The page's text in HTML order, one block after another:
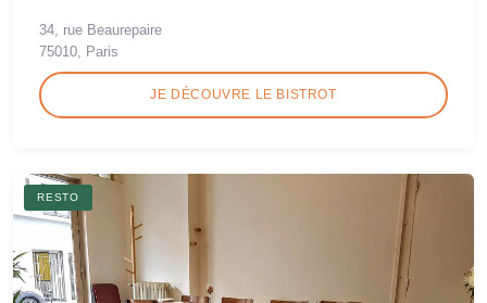
34, rue Beaurepaire
75010, Paris
JE DÉCOUVRE LE BISTROT
RESTO